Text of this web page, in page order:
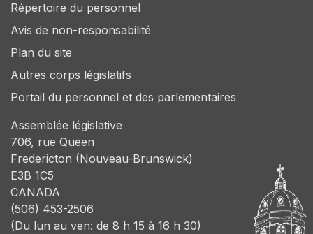
Répertoire du personnel
Avis de non-responsabilité
Plan du site
Autres corps législatifs
Portail du personnel et des parlementaires
Assemblée législative
706, rue Queen
Fredericton (Nouveau-Brunswick)
E3B 1C5
CANADA
(506) 453-2506
(Du lun au ven: de 8 h 15 à 16 h 30)